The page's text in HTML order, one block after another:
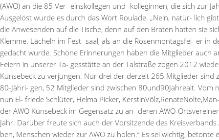
(AWO) an die 85 Ver- einskollegen und -kolleginnen, die sich zur
Ausgelöst wurde es durch das Wort Roulade. „Nein, natür- lich
die Anwesenden auf die Tische, denn auf den Braten hatten sie
Klemme. Lächeln im Fest- saal, als an die Rosenmontagsfei- er in
gedacht wurde. Schöne Erinnerungen haben die Mitglieder auch
Feiern in unserer Ta- gesstätte an der Talstraße zogen 2012
Künsebeck zu verjüngen. Nur drei der derzeit 265 Mitglieder
80-Jähri- gen, 52 Mitglieder sind zwischen 80und90Jahrealt.
nun El- friede Schlüter, Helma Picker,
der AWO Künsebeck im Gegensatz zu an- deren AWO-
Jahr. Darüber freute sich auch der Vorsitzende des
ben, Menschen wieder zur AWO zu holen.“ Es sei wichtig,